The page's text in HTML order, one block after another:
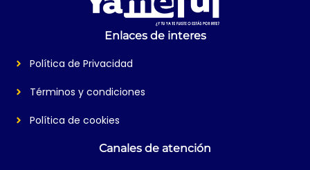
Enlaces de interes
Política de Privacidad
Términos y condiciones
Política de cookies
Canales de atención